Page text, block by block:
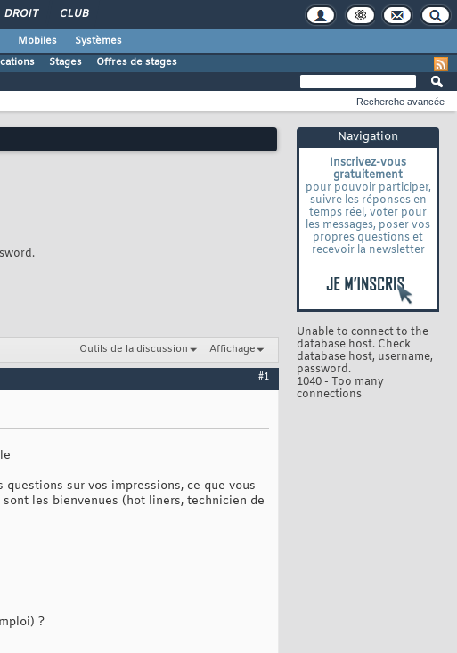
DROIT CLUB
Mobiles
Systèmes
Stages Offres de stages
Navigation
Inscrivez-vous
gratuitement
pour pouvoir participer,
suivre les réponses en
temps réel, voter pour
les messages, poser vos
propres questions et
recevoir la newsletter
Unable to connect to the
database host. Check
database host, username,
password.
1040 - Too many
connections
Recherche avancée
Outils de la discussion Affichage
#1
questions sur vos impressions, ce que vous
les bienvenues (hot liners, technicien de
?